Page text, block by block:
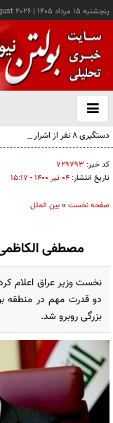
پنجشنبه ۱۵ مرداد ۱۴۰۵ |
2026
باز
و
دستگیری ۸ نفر از اشرار مسلح شاخص و مرتبطین گروهک‌های تروریستی
کد خبر: ۷۲۹۷۹۳
تاریخ انتشار: ۰۴ تير ۱۴۰۰ - ۱۵:۱۷
صفحه نخست »بین الملل
مصطفی
نخست وزیر عراق اعلام
دو قدرت مهم در منطقه
بزرگی روبرو شد.